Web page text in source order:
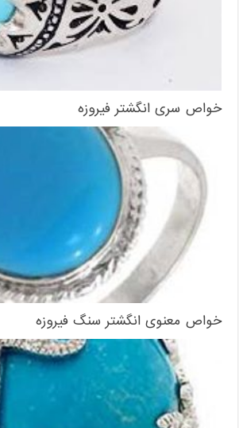
خواص سری انگشتر فیروزه
خواص معنوی انگشتر سنگ فیروزه